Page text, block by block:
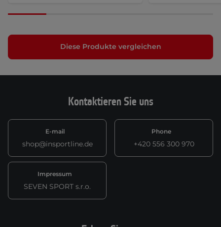
Diese Produkte vergleichen
Kontaktieren Sie uns
E-mail
shop@insportline.de
Phone
+420 556 300 970
Impressum
SEVEN SPORT s.r.o.